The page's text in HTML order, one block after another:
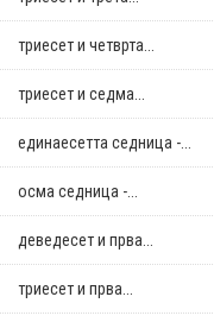
триесет и четврта...
триесет и седма...
единаесетта седница -...
осма седница -...
деведесет и прва...
триесет и прва...